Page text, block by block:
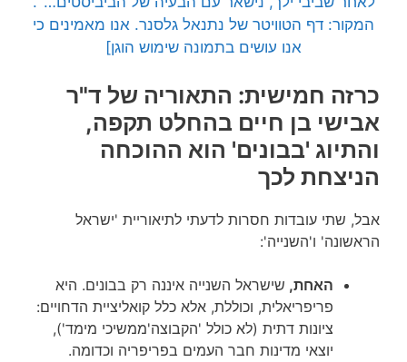
המקור: דף הטוויטר של נתנאל גלסנר. אנו מאמינים כי
אנו עושים בתמונה שימוש הוגן]
כרזה חמישית: התאוריה של ד"ר
אבישי בן חיים בהחלט תקפה,
והתיוג 'בבונים' הוא ההוכחה
הניצחת לכך
אבל, שתי עובדות חסרות לדעתי לתיאוריית 'ישראל
הראשונה' ו'השנייה':
האחת, שישראל השנייה איננה רק בבונים. היא
פריפריאלית, וכוללת, אלא כלל קואליציית הדחויים:
ציונות דתית (לא כולל 'הקבוצה'ממשיכי מימד'),
יוצאי מדינות חבר העמים בפריפריה וכדומה.